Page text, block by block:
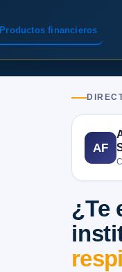
Productos financieros
AF
¿Te